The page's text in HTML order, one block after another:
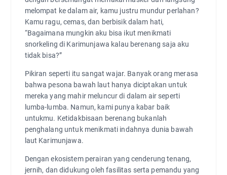
melompat ke dalam air, kamu justru mundur perlahan?
Kamu ragu, cemas, dan berbisik dalam hati,
“Bagaimana mungkin aku bisa ikut menikmati
snorkeling di Karimunjawa kalau berenang saja aku
tidak bisa?”
Pikiran seperti itu sangat wajar. Banyak orang merasa
bahwa pesona bawah laut hanya diciptakan untuk
mereka yang mahir meluncur di dalam air seperti
lumba-lumba. Namun, kami punya kabar baik
untukmu. Ketidakbisaan berenang bukanlah
penghalang untuk menikmati indahnya dunia bawah
laut Karimunjawa.
Dengan ekosistem perairan yang cenderung tenang,
jernih, dan didukung oleh fasilitas serta pemandu yang